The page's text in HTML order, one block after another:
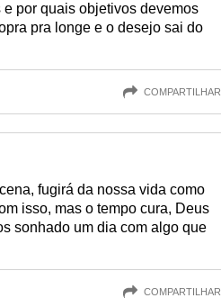
por quais objetivos devemos
pra longe e o desejo sai do
COMPARTILHAR
fugirá da nossa vida como
isso, mas o tempo cura, Deus
sonhado um dia com algo que
COMPARTILHAR